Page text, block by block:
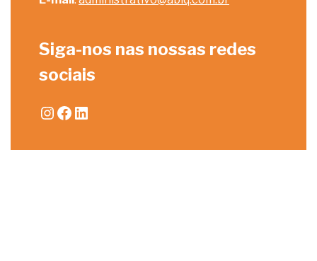
Siga-nos nas nossas redes
sociais
Instagram
Facebook
LinkedIn